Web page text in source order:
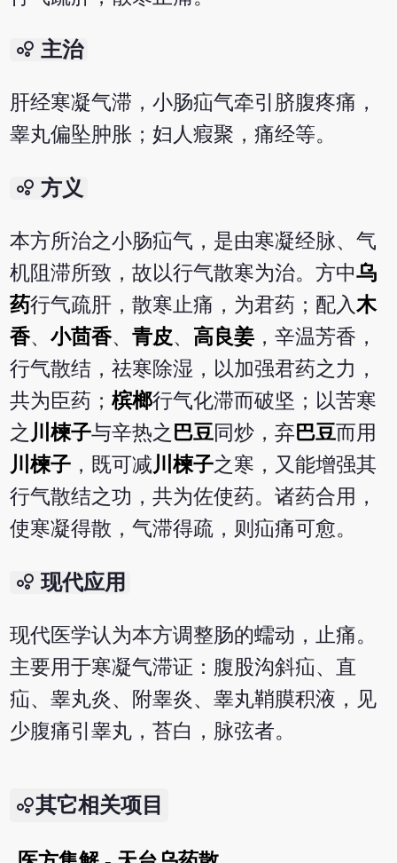
bubble_chart 主治
肝经寒凝气滞，小肠疝气牵引脐腹疼痛，
睾丸偏坠肿胀；妇人瘕聚，痛经等。
bubble_chart 方义
本方所治之小肠疝气，是由寒凝经脉、气
机阻滞所致，故以行气散寒为治。方中乌
药行气疏肝，散寒止痛，为君药；配入木
香、小茴香、青皮、 高良姜 ，辛温芳香，
行气散结，祛寒除湿，以加强君药之力，
共为臣药；槟榔行气化滞而破坚；以苦寒
之 川楝子与辛热之 巴豆同炒，弃巴豆而用
川楝子 ，既可减川楝子之寒，又能增强其
行气散结之功，共为佐使药。诸药合用，
使寒凝得散，气滞得疏，则疝痛可愈。
bubble_chart 现代应用
现代医学认为本方调整肠的蠕动，止痛。
主要用于寒凝气滞证：腹股沟斜疝、直
疝、睾丸炎、附睾炎、睾丸鞘膜积液，见
少腹痛引睾丸，苔白，脉弦者。
其它相关项目